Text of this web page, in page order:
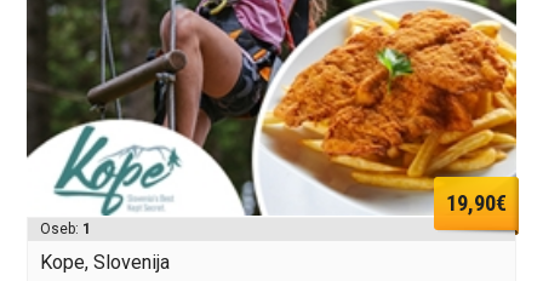
19,90€
Oseb: 1
Kope, Slovenija